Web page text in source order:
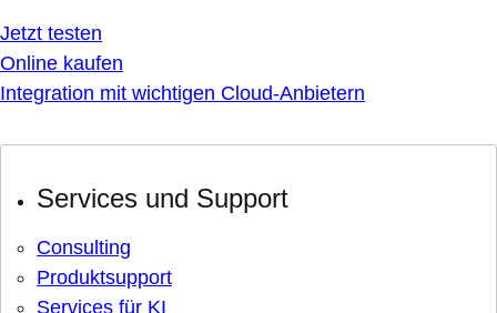
Jetzt testen
Online kaufen
Integration mit wichtigen Cloud-Anbietern
Services und Support
Consulting
Produktsupport
Services für KI